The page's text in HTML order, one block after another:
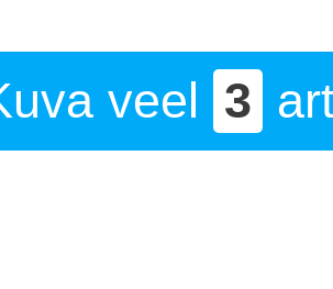
veel 3